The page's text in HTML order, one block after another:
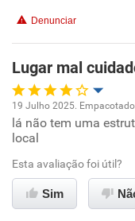
Denunciar
Lugar mal
Oportunidade de
Ambiente de trabalho
Conciliação com a
19 Julho 2025.
lá não tem uma
local
Esta avaliação foi útil?
Sim